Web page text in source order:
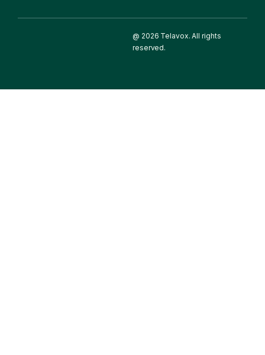
@ 2026 Telavox. All rights
reserved.